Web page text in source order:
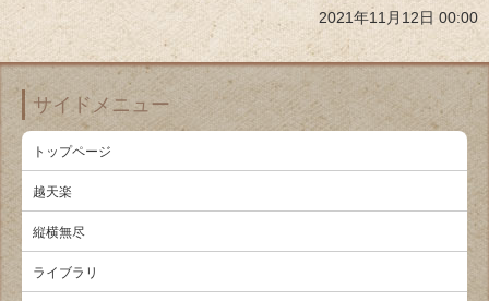
2021年11月12日 00:00
サイドメニュー
トップページ
越天楽
縦横無尽
ライブラリ